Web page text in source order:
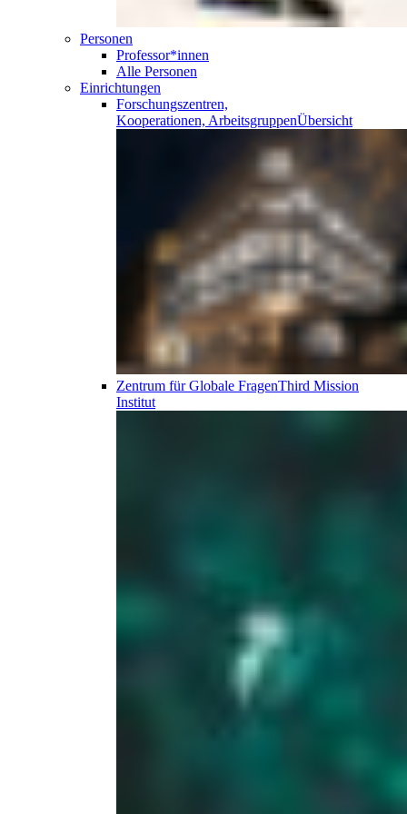
Personen
Professor*innen
Alle Personen
Einrichtungen
Forschungszentren,
Kooperationen, ArbeitsgruppenÜbersicht
Zentrum für Globale FragenThird Mission
Institut